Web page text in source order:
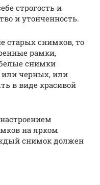
строгость и
и утонченность.
старых снимков, то
рамки,
снимки
или черных, или
в виде красивой
на ярком
снимок должен